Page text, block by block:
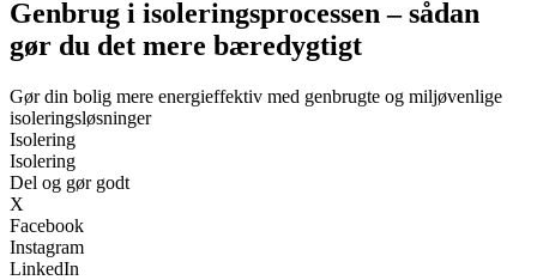
Genbrug i isoleringsprocessen – sådan
gør du det mere bæredygtigt
Gør din bolig mere energieffektiv med genbrugte og miljøvenlige
isoleringsløsninger
Isolering
Isolering
Del og gør godt
X
Facebook
Instagram
LinkedIn